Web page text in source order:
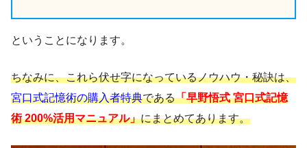
ということになります。
ちなみに、これら伏せ字になっているノウハウ・秘訣は、
宮口式記憶術の購入者特典である「早野悟式 宮口式記憶
術 200%活用マニュアル」にまとめてあります。